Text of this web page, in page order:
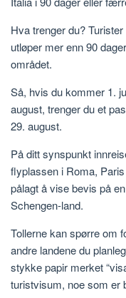
Hva trenger du?
utløper mer enn 90
området.
Så, hvis du kommer 1.
august, trenger du et
29. august.
På ditt synspunkt
flyplassen i Roma,
pålagt å vise bevis på
Schengen-land.
Tollerne kan spørre om
andre landene du
stykke papir merket
turistvisum, noe som er